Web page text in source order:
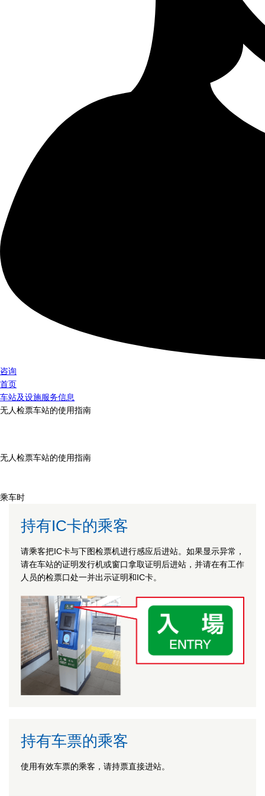
咨询
首页
车站及设施服务信息
无人检票车站的使用指南
无人检票车站的使用指南
乘车时
持有IC卡的乘客
请乘客把IC卡与下图检票机进行感应后进站。如果显示异常，
请在车站的证明发行机或窗口拿取证明后进站，并请在有工作
人员的检票口处一并出示证明和IC卡。
持有车票的乘客
使用有效车票的乘客，请持票直接进站。